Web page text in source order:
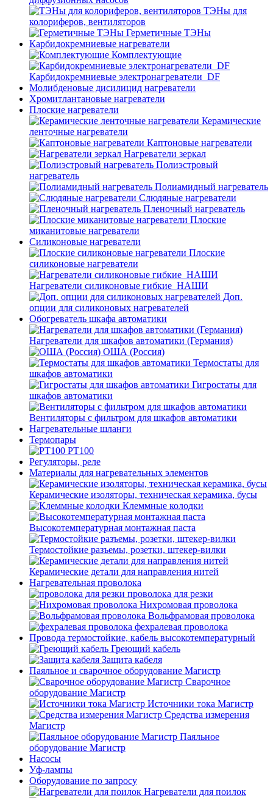
ТЭНы для
колориферов, вентиляторов
Герметичные ТЭНы
Карбидокремниевые нагреватели
Комплектующие
Карбидокремниевые электронагреватели_DF
Молибденовые дисилицид нагреватели
Хромитлантановые нагреватели
Плоские нагреватели
Керамические
ленточные нагреватели
Каптоновые нагреватели
Нагреватели зеркал
Полиэстровый
нагреватель
Полиамидный нагреватель
Слюдяные нагреватели
Пленочный нагреватель
Плоские
миканитовые нагреватели
Силиконовые нагреватели
Плоские
силиконовые нагреватели
Нагреватели силиконовые гибкие_НАШИ
Доп.
опции для силиконовых нагревателей
Обогреватель шкафа автоматики
Нагреватели для шкафов автоматики (Германия)
ОША (Россия)
Термостаты для
шкафов автоматики
Гигростаты для
шкафов автоматики
Вентиляторы с фильтром для шкафов автоматики
Нагревательные шланги
Термопары
PT100
Регуляторы, реле
Материалы для нагревательных элементов
Керамические изоляторы, техническая керамика, бусы
Клеммные колодки
Высокотемпературная монтажная паста
Термостойкие разъемы, розетки, штекер-вилки
Керамические детали для направления нитей
Нагревательная проволока
проволока для резки
Нихромовая проволока
Вольфрамовая проволока
фехралевая проволока
Провода термостойкие, кабель высокотемпературный
Греющий кабель
Защита кабеля
Паяльное и сварочное оборудование Магистр
Сварочное
оборудование Магистр
Источники тока Магистр
Средства измерения
Магистр
Паяльное
оборудование Магистр
Насосы
Уф-лампы
Оборудование по запросу
Нагреватели для поилок